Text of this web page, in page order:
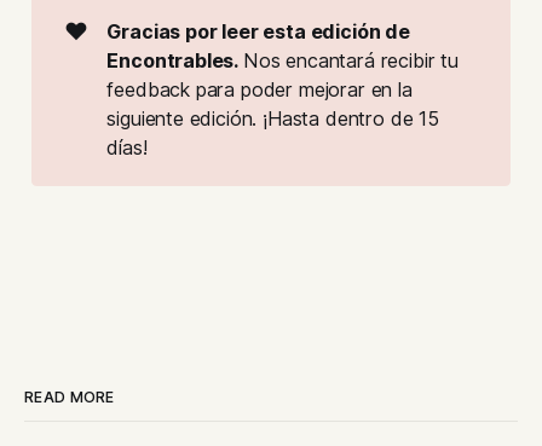
❤️
Gracias por leer esta edición de
Encontrables. Nos encantará recibir tu
feedback para poder mejorar en la
siguiente edición. ¡Hasta dentro de 15
días!
READ MORE